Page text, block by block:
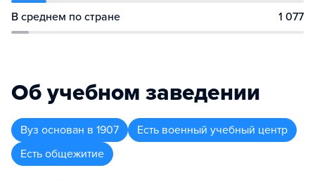
В среднем по стране 1 077
Об учебном заведении
Вуз основан в 1907
Есть военный учебный центр
Есть общежитие